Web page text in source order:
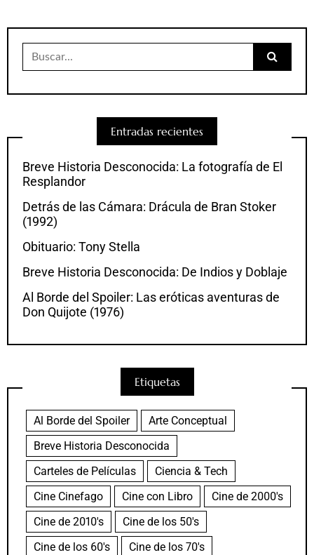
Buscar:
Entradas recientes
Breve Historia Desconocida: La fotografía de El
Resplandor
Detrás de las Cámara: Drácula de Bran Stoker
(1992)
Obituario: Tony Stella
Breve Historia Desconocida: De Indios y Doblaje
Al Borde del Spoiler: Las eróticas aventuras de
Don Quijote (1976)
Etiquetas
Al Borde del Spoiler
Arte Conceptual
Breve Historia Desconocida
Carteles de Películas
Ciencia & Tech
Cine Cinefago
Cine con Libro
Cine de 2000's
Cine de 2010's
Cine de los 50's
Cine de los 60's
Cine de los 70's